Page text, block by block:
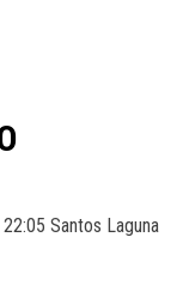
Santos Laguna